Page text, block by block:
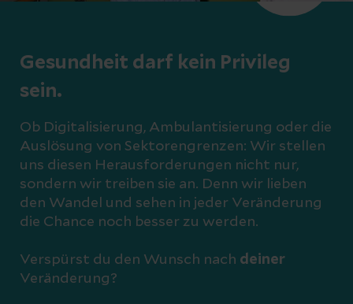
Gesundheit darf kein Privileg
sein.
Ob Digitalisierung, Ambulantisierung oder die
Auslösung von Sektorengrenzen: Wir stellen
uns diesen Herausforderungen nicht nur,
sondern wir treiben sie an. Denn wir lieben
den Wandel und sehen in jeder Veränderung
die Chance noch besser zu werden.
Verspürst du den Wunsch nach deiner
Veränderung?